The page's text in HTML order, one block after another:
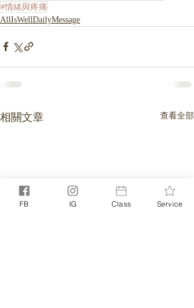
#情緒與疼痛
AllIsWellDailyMessage
相關文章 查看全部
FB IG Class Service